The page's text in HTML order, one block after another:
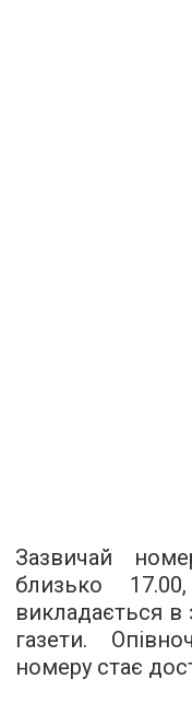
Зазвичай
близько
викладається в
газети.
номеру стає